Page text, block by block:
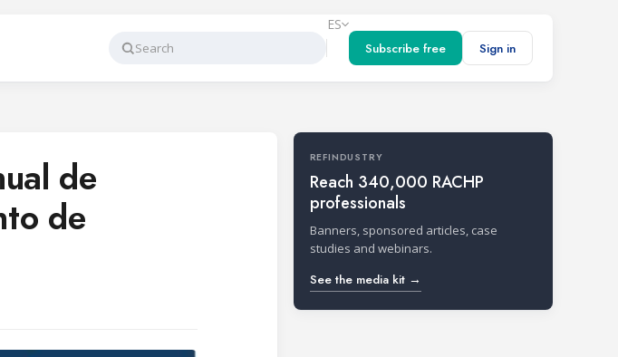
Search
ES
Subscribe free
Sign in
de
de
REFINDUSTRY
Reach 340,000 RACHP
professionals
Banners, sponsored articles, case
studies and webinars.
See the media kit →